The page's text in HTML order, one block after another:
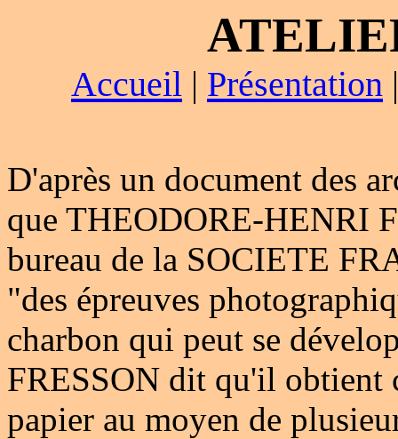
Accueil | Présentation
D'après un document des
que THEODORE-HENRI
bureau de la SOCIETE
"des épreuves
charbon qui peut se
FRESSON dit qu'il obtient
papier au moyen de